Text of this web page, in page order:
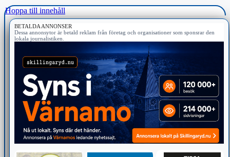
Hoppa till innehåll
BETALDA ANNONSER
Dessa annonsytor är betald reklam från företag och organisationer som sponsrar den
lokala journalistiken.